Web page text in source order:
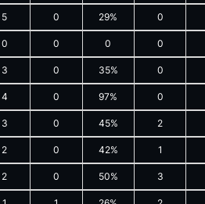
5 0 29% 0
0 0 0 0
3 0 35% 0
4 0 97% 0
3 0 45% 2
2 0 42% 1
2 0 50% 3